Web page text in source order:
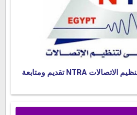
رقم الجهاز القومي لتنظيم الاتصالات NTRA تقديم ومتابعة